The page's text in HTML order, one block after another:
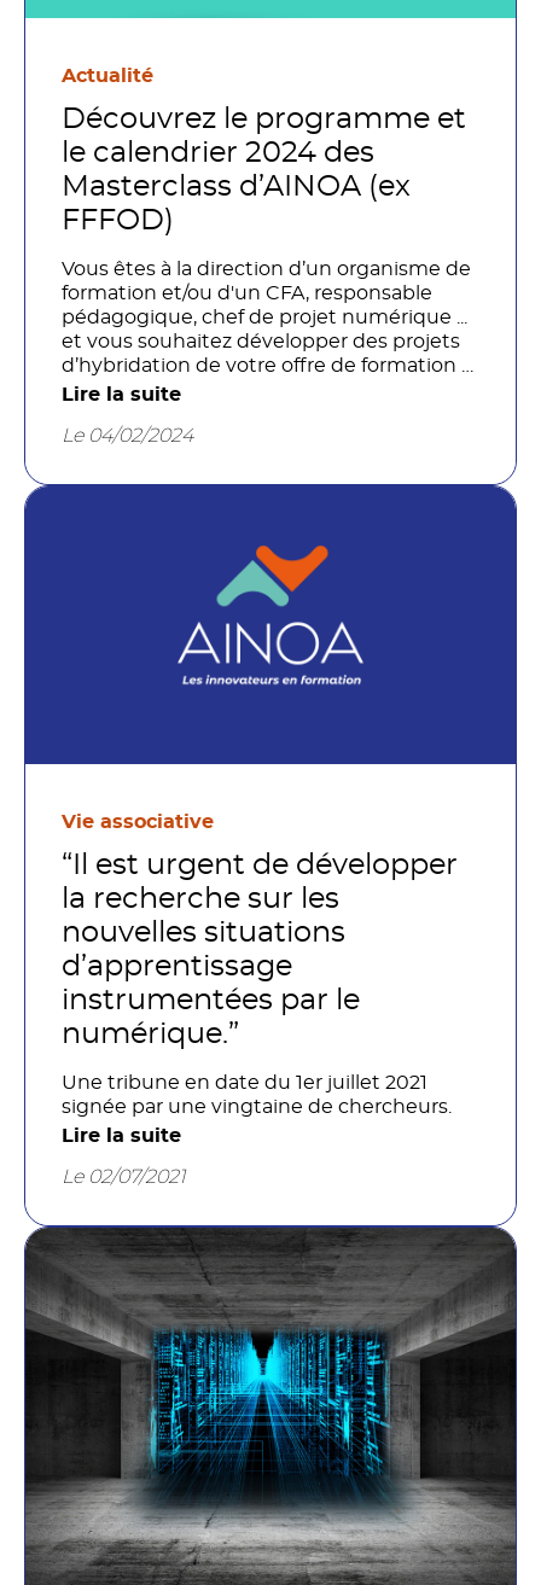
Actualité
Découvrez le programme et
le calendrier 2024 des
Masterclass d’AINOA (ex
FFFOD)
Vous êtes à la direction d’un organisme de
formation et/ou d'un CFA, responsable
pédagogique, chef de projet numérique ...
et vous souhaitez développer des projets
d’hybridation de votre offre de formation ?
Les Masterclass d'AINOA (ex FFFOD) ont
répondre à vos besoins à chaque étape du
modèle économique, cadre réglementaire,
poursuit sur 2024 et s'enrichit de nouvelles
thématiques. A vos marques !
Lire la suite
Le 04/02/2024
Vie associative
“Il est urgent de développer
la recherche sur les
nouvelles situations
d’apprentissage
instrumentées par le
numérique.”
Une tribune en date du 1er juillet 2021
signée par une vingtaine de chercheurs.
Lire la suite
Le 02/07/2021